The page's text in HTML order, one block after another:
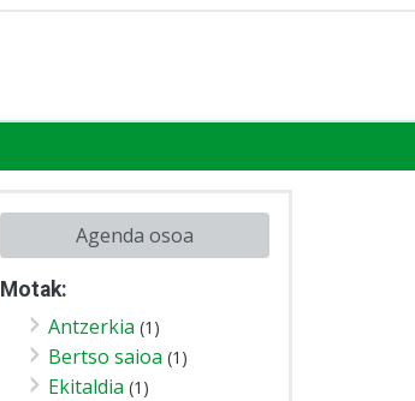
Agenda osoa
Motak:
Antzerkia (1)
Bertso saioa (1)
Ekitaldia (1)